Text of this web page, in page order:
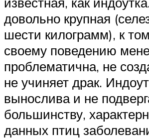
довольно крупная
шести килограмм), к
своему поведению
проблематична, не
не учиняет драк.
вынослива и не
большинству,
данных птиц